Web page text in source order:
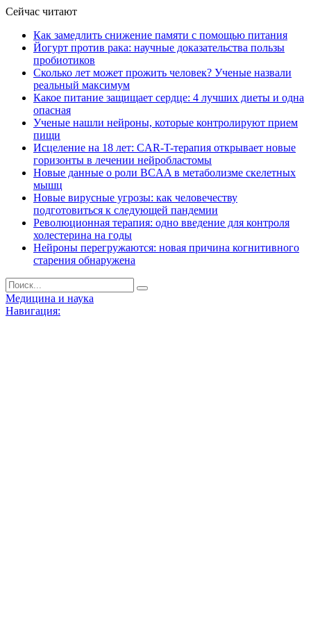
Сейчас читают
Как замедлить снижение памяти с помощью питания
Йогурт против рака: научные доказательства пользы
пробиотиков
Сколько лет может прожить человек? Ученые назвали
реальный максимум
Какое питание защищает сердце: 4 лучших диеты и одна
опасная
Ученые нашли нейроны, которые контролируют прием
пищи
Исцеление на 18 лет: CAR-T-терапия открывает новые
горизонты в лечении нейробластомы
Новые данные о роли BCAA в метаболизме скелетных
мышц
Новые вирусные угрозы: как человечеству
подготовиться к следующей пандемии
Революционная терапия: одно введение для контроля
холестерина на годы
Нейроны перегружаются: новая причина когнитивного
старения обнаружена
Медицина и наука
Навигация: